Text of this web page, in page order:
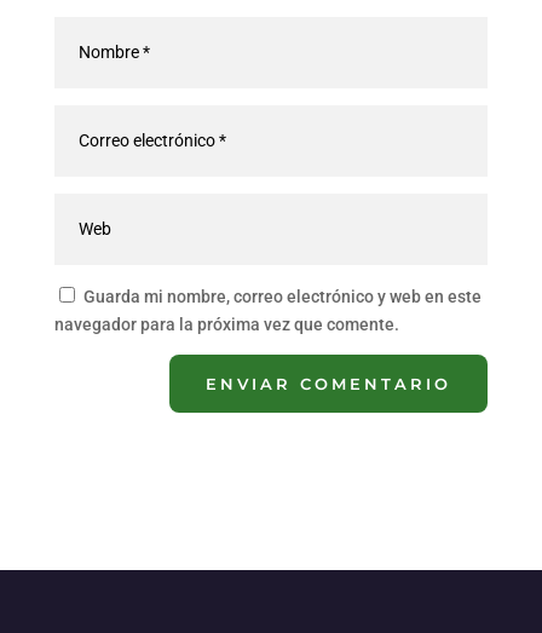
Guarda mi nombre, correo electrónico y web en este
navegador para la próxima vez que comente.
ENVIAR COMENTARIO